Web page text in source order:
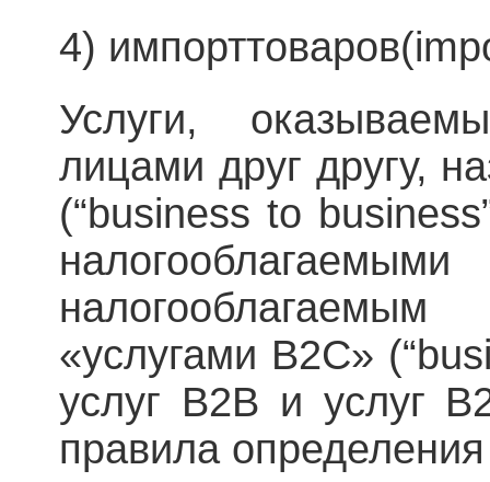
4)
Услуги,
лицами друг другу,
(“business to
«услугами B2C»
услуг B2B и услуг
правила